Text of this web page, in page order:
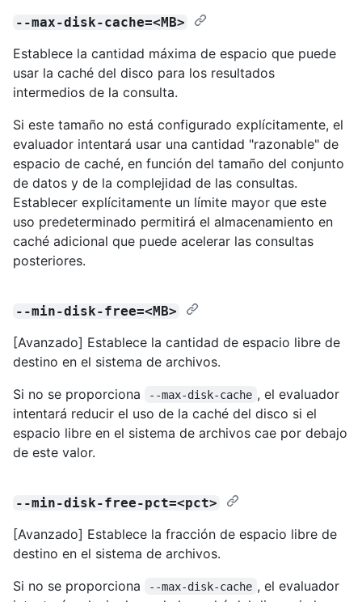
--max-disk-cache=<MB>
Establece la cantidad máxima de espacio que puede
usar la caché del disco para los resultados
intermedios de la consulta.
Si este tamaño no está configurado explícitamente, el
evaluador intentará usar una cantidad "razonable" de
espacio de caché, en función del tamaño del conjunto
de datos y de la complejidad de las consultas.
Establecer explícitamente un límite mayor que este
uso predeterminado permitirá el almacenamiento en
caché adicional que puede acelerar las consultas
posteriores.
--min-disk-free=<MB>
[Avanzado] Establece la cantidad de espacio libre de
destino en el sistema de archivos.
Si no se proporciona
--max-disk-cache , el evaluador
intentará reducir el uso de la caché del disco si el
espacio libre en el sistema de archivos cae por debajo
de este valor.
--min-disk-free-pct=<pct>
[Avanzado] Establece la fracción de espacio libre de
destino en el sistema de archivos.
Si no se proporciona
--max-disk-cache , el evaluador